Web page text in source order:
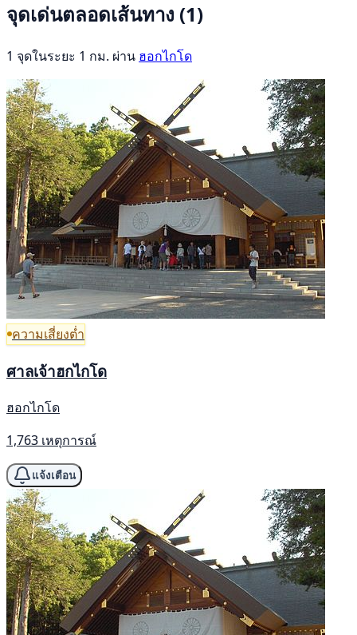
จุดเด่นตลอดเส้นทาง (1)
1 จุดในระยะ 1 กม. ผ่าน ฮอกไกโด
ความเสี่ยงต่ำ
ศาลเจ้าฮกไกโด
ฮอกไกโด
1,763 เหตุการณ์
แจ้งเตือน